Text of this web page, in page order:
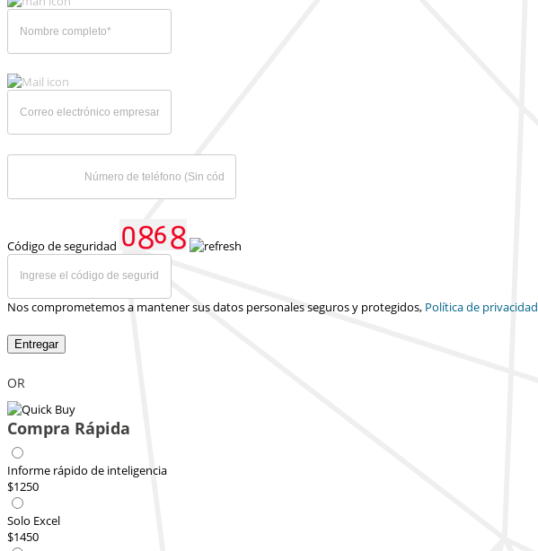
Código de seguridad
Nos comprometemos a mantener sus datos personales seguros y protegidos, Política de privacidad
Entregar
OR
Compra Rápida
Informe rápido de inteligencia
$1250
Solo Excel
$1450